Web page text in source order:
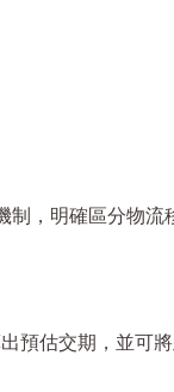
，明確區分物流
預估交期，並可